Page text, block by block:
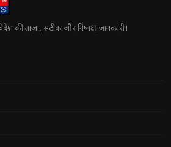
की ताज़ा, सटीक और निष्पक्ष जानकारी।